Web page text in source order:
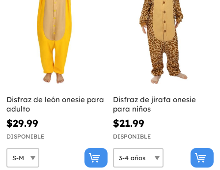
Disfraz de león onesie para
adulto
$29.99
DISPONIBLE
Disfraz de jirafa onesie
para niños
$21.99
DISPONIBLE